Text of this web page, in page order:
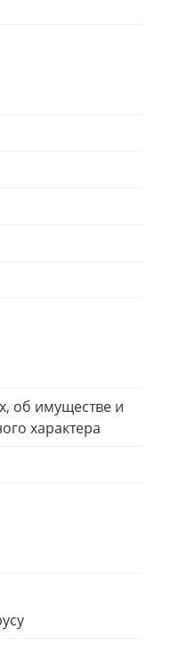
об имуществе и
характера